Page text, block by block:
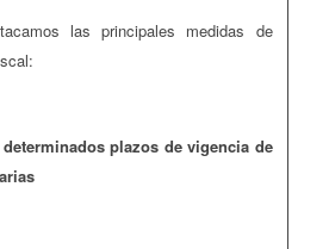
las principales medidas de
plazos de vigencia de